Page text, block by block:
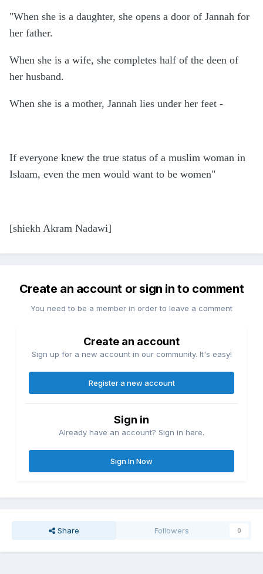
"When she is a daughter, she opens a door of Jannah for
her father.
When she is a wife, she completes half of the deen of
her husband.
When she is a mother, Jannah lies under her feet -
If everyone knew the true status of a muslim woman in
Islaam, even the men would want to be women"
[shiekh Akram Nadawi]
Create an account or sign in to comment
You need to be a member in order to leave a comment
Create an account
Sign up for a new account in our community. It's easy!
Register a new account
Sign in
Already have an account? Sign in here.
Sign In Now
Share Followers 0